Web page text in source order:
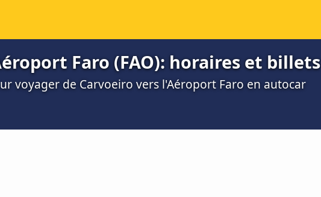
Faro (FAO): horaires et billets
voyager de Carvoeiro vers l'Aéroport Faro en autocar